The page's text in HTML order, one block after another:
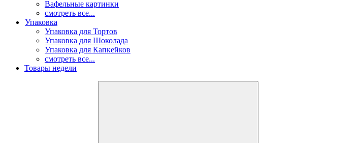
Вафельные картинки
смотреть все...
Упаковка
Упаковка для Тортов
Упаковка для Шоколада
Упаковка для Капкейков
смотреть все...
Товары недели